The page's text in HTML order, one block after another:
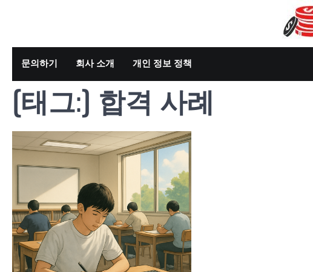
문의하기 회사 소개 개인 정보 정책
[태그:] 합격 사례